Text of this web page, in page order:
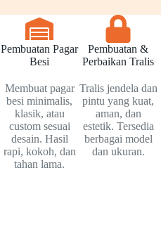
Pembuatan Pagar
Besi
Membuat pagar
besi minimalis,
klasik, atau
custom sesuai
desain. Hasil
rapi, kokoh, dan
tahan lama.
Pembuatan &
Perbaikan Tralis
Tralis jendela dan
pintu yang kuat,
aman, dan
estetik. Tersedia
berbagai model
dan ukuran.